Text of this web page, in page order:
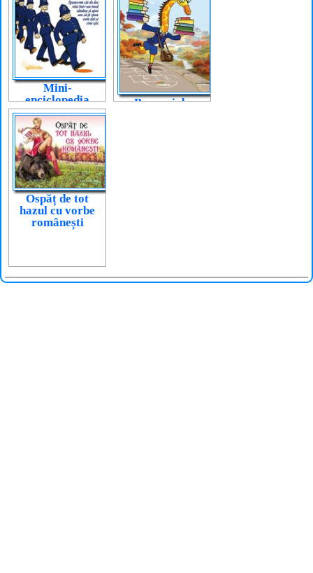
Mini-
enciclopedia
super-hazoasă a
umorului
englezesc
Bancuri de
Ospăț de tot
hazul cu vorbe
românești